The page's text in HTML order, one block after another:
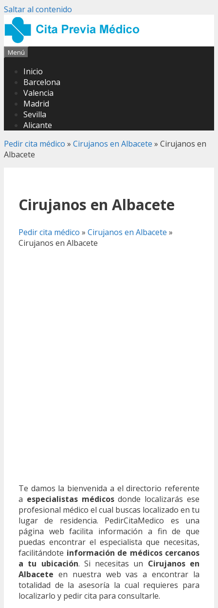
Saltar al contenido
Menú
Inicio
Barcelona
Valencia
Madrid
Sevilla
Alicante
Pedir cita médico » Cirujanos en Albacete » Cirujanos en
Albacete
Cirujanos en Albacete
Pedir cita médico » Cirujanos en Albacete »
Cirujanos en Albacete
Te damos la bienvenida a el directorio referente
a especialistas médicosdonde localizarás ese
profesional médico el cual buscas localizado en tu
lugar de residencia. PedirCitaMedico es una
página web facilita información a fin de que
puedas encontrar el especialista que necesitas,
facilitándote información de médicos cercanos
a tu ubicación. Si necesitas un Cirujanos en
Albacete en nuestra web vas a encontrar la
totalidad de la asesoría la cual requieres para
localizarlo y pedir cita para consultarle.